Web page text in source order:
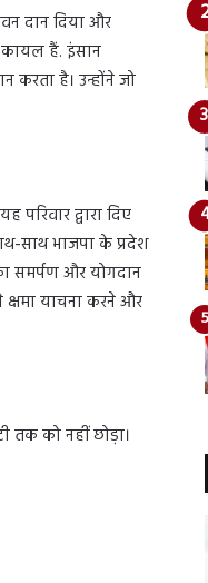
दान दिया और
कायल हैं. इंसान
करता है। उन्होंने जो
द्वारा दिए
साथ भाजपा के प्रदेश
समर्पण और योगदान
क्षमा याचना करने और
तक को नहीं छोड़ा।